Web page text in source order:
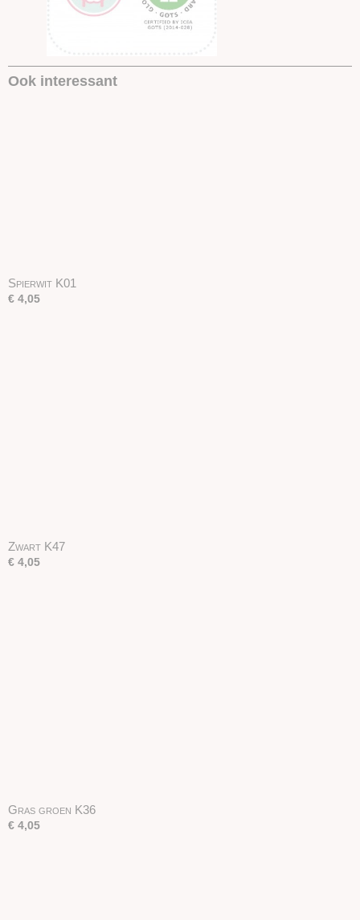
Ook interessant
Spierwit K01
€ 4,05
Zwart K47
€ 4,05
Gras groen K36
€ 4,05